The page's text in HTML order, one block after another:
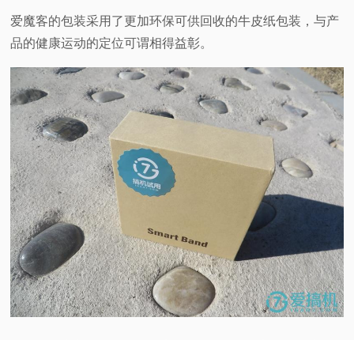
爱魔客的包装采用了更加环保可供回收的牛皮纸包装，与产
品的健康运动的定位可谓相得益彰。